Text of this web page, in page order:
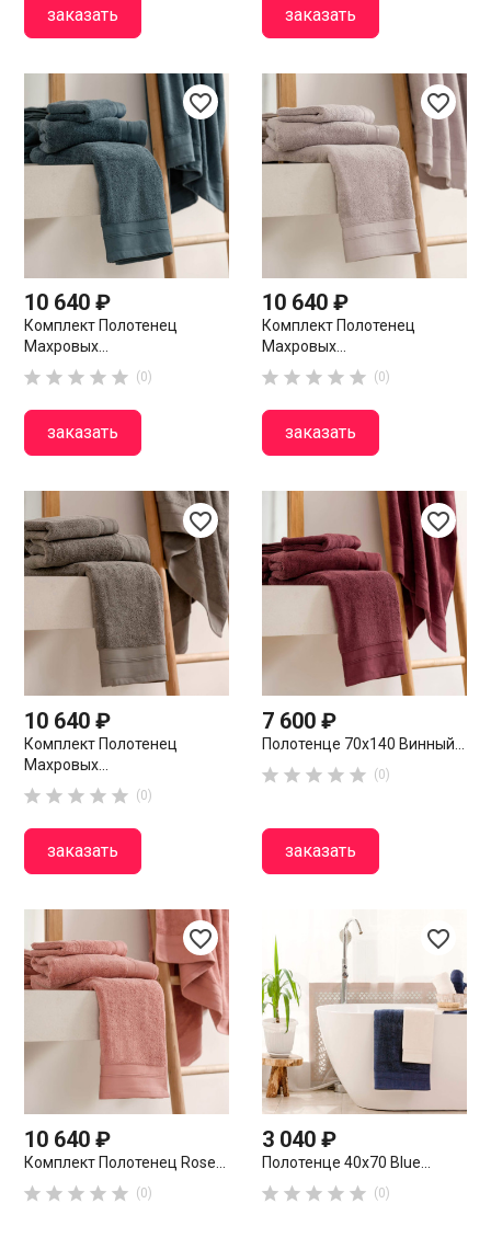
заказать заказать
favorite_border
10 640 ₽
Комплект Полотенец
Махровых...
     (0)
заказать
favorite_border
10 640 ₽
Комплект Полотенец
Махровых...
     (0)
заказать
favorite_border
10 640 ₽
Комплект Полотенец
Махровых...
     (0)
заказать
favorite_border
7 600 ₽
Полотенце 70х140 Винный...
     (0)
заказать
favorite_border
10 640 ₽
Комплект Полотенец Rose...
     (0)
favorite_border
3 040 ₽
Полотенце 40х70 Blue...
     (0)